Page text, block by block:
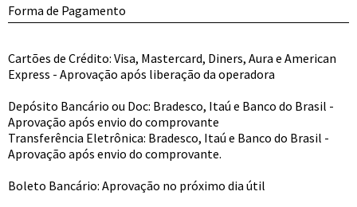
Forma de Pagamento
Cartões de Crédito: Visa, Mastercard, Diners, Aura e American
Express - Aprovação após liberação da operadora
Depósito Bancário ou Doc: Bradesco, Itaú e Banco do Brasil -
Aprovação após envio do comprovante
Transferência Eletrônica: Bradesco, Itaú e Banco do Brasil -
Aprovação após envio do comprovante.
Boleto Bancário: Aprovação no próximo dia útil